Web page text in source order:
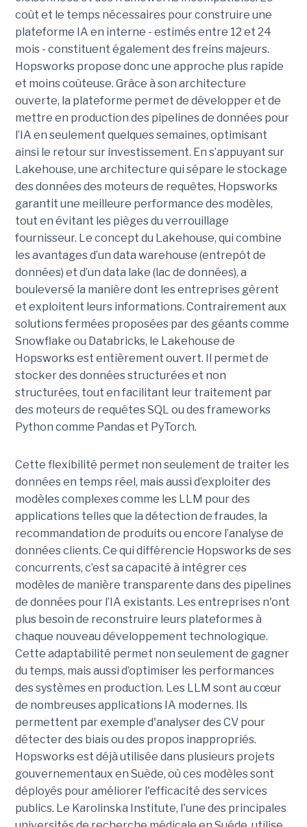
coût et le temps nécessaires pour construire une
plateforme IA en interne - estimés entre 12 et 24
mois - constituent également des freins majeurs.
Hopsworks propose donc une approche plus rapide
et moins coûteuse. Grâce à son architecture
ouverte, la plateforme permet de développer et de
mettre en production des pipelines de données pour
l’IA en seulement quelques semaines, optimisant
ainsi le retour sur investissement. En s’appuyant sur
Lakehouse, une architecture qui sépare le stockage
des données des moteurs de requêtes, Hopsworks
garantit une meilleure performance des modèles,
tout en évitant les pièges du verrouillage
fournisseur. Le concept du Lakehouse, qui combine
les avantages d’un data warehouse (entrepôt de
données) et d’un data lake (lac de données), a
bouleversé la manière dont les entreprises gèrent
et exploitent leurs informations. Contrairement aux
solutions fermées proposées par des géants comme
Snowflake ou Databricks, le Lakehouse de
Hopsworks est entièrement ouvert. Il permet de
stocker des données structurées et non
structurées, tout en facilitant leur traitement par
des moteurs de requêtes SQL ou des frameworks
Python comme Pandas et PyTorch.
Cette flexibilité permet non seulement de traiter les
données en temps réel, mais aussi d’exploiter des
modèles complexes comme les LLM pour des
applications telles que la détection de fraudes, la
recommandation de produits ou encore l’analyse de
données clients. Ce qui différencie Hopsworks de ses
concurrents, c’est sa capacité à intégrer ces
modèles de manière transparente dans des pipelines
de données pour l’IA existants. Les entreprises n'ont
plus besoin de reconstruire leurs plateformes à
chaque nouveau développement technologique.
Cette adaptabilité permet non seulement de gagner
du temps, mais aussi d’optimiser les performances
des systèmes en production. Les LLM sont au cœur
de nombreuses applications IA modernes. Ils
permettent par exemple d'analyser des CV pour
détecter des biais ou des propos inappropriés.
Hopsworks est déjà utilisée dans plusieurs projets
gouvernementaux en Suède, où ces modèles sont
déployés pour améliorer l'efficacité des services
publics. Le Karolinska Institute, l'une des principales